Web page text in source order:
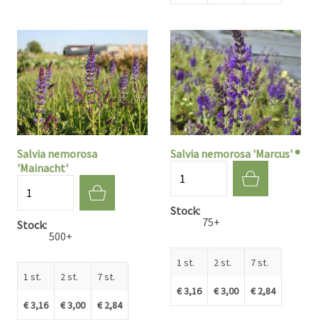
Salvia nemorosa
'Mainacht'
Stock
500+
1 st.
€ 3,16
2 st.
€ 3,00
7 st.
€ 2,84
Salvia nemorosa 'Marcus' ®
Stock
75+
1 st.
€ 3,16
2 st.
€ 3,00
7 st.
€ 2,84